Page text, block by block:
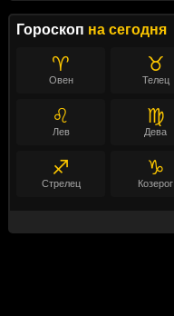
Гороскоп на сегодня
♈
Овен
♉
Телец
♌
Лев
♍
Дева
♐
Стрелец
♑
Козерог